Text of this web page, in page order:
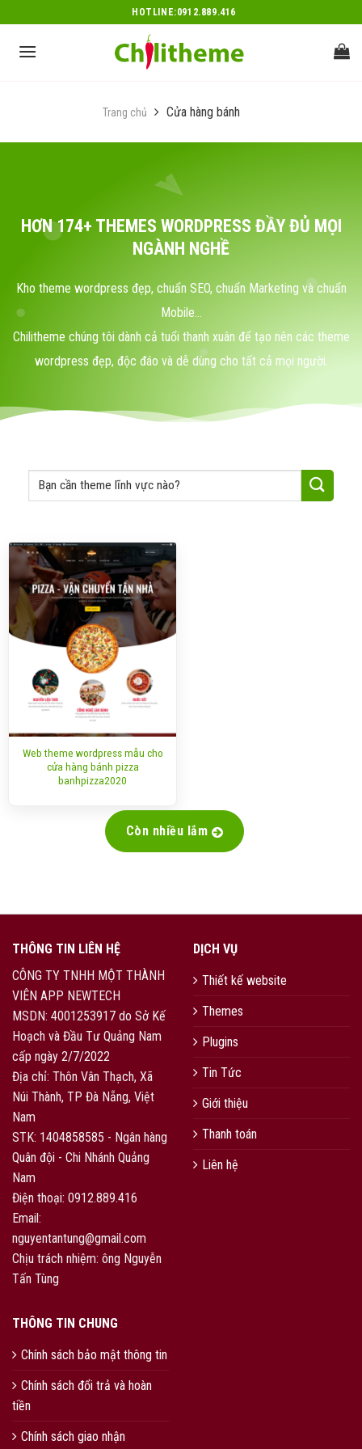
to
content
HOTLINE:0912.889.416
Trang chủ Cửa hàng bánh
HƠN 174+ THEMES WORDPRESS ĐẦY ĐỦ MỌI
NGÀNH NGHỀ
Kho theme wordpress đẹp, chuẩn SEO, chuẩn Marketing và chuẩn
Mobile...
Chilitheme chúng tôi dành cả tuổi thanh xuân để tạo nên các theme
wordpress đẹp, độc đáo và dễ dùng cho tất cả mọi người.
Web theme wordpress mẫu cho
cửa hàng bánh pizza
banhpizza2020
Còn nhiều lắm
THÔNG TIN LIÊN HỆ
CÔNG TY TNHH MỘT THÀNH
VIÊN APP NEWTECH
MSDN: 4001253917 do Sở Kế
Hoạch và Đầu Tư Quảng Nam
cấp ngày 2/7/2022
Địa chỉ: Thôn Vân Thạch, Xã
Núi Thành, TP Đà Nẵng, Việt
Nam
STK: 1404858585 - Ngân hàng
Quân đội - Chi Nhánh Quảng
Nam
Điện thoại: 0912.889.416
Email:
nguyentantung@gmail.com
Chịu trách nhiệm: ông Nguyễn
Tấn Tùng
DỊCH VỤ
Thiết kế website
Themes
Plugins
Tin Tức
Giới thiệu
Thanh toán
Liên hệ
THÔNG TIN CHUNG
Chính sách bảo mật thông tin
Chính sách đổi trả và hoàn
tiền
Chính sách giao nhận